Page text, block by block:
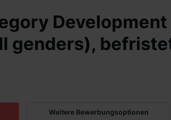
Development
genders),
Weitere Bewerbungsoptionen